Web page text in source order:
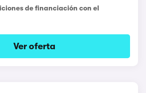
de financiación con el
Ver oferta